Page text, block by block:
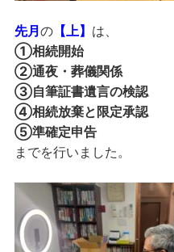
先月 の【上】 は、
①相続開始
②通夜・葬儀関係
③自筆証書遺言の検認
④相続放棄と限定承認
⑤準確定申告
までを行いました。